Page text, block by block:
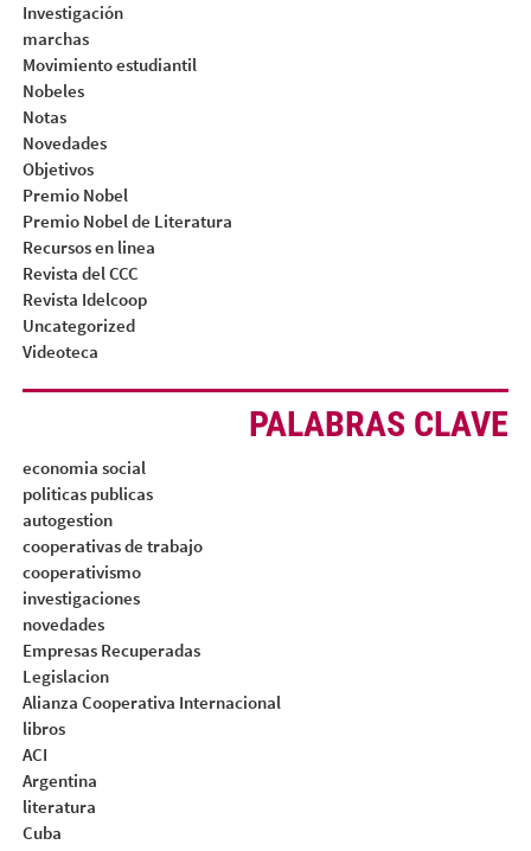
Investigación
marchas
Movimiento estudiantil
Nobeles
Notas
Novedades
Objetivos
Premio Nobel
Premio Nobel de Literatura
Recursos en linea
Revista del CCC
Revista Idelcoop
Uncategorized
Videoteca
PALABRAS CLAVE
economia social
politicas publicas
autogestion
cooperativas de trabajo
cooperativismo
investigaciones
novedades
Empresas Recuperadas
Legislacion
Alianza Cooperativa Internacional
libros
ACI
Argentina
literatura
Cuba